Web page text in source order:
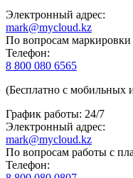
Электронный адрес:
mark@mycloud.kz
По вопросам маркировки
Телефон:
8 800 080 6565
(Бесплатно с мобильных
График работы: 24/7
Электронный адрес:
mark@mycloud.kz
По вопросам работы с
Телефон: